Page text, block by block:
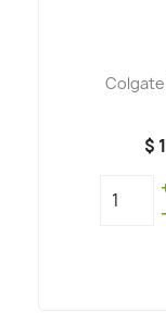
Colgate
$
-